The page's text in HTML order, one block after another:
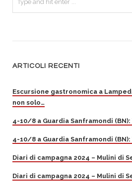
ARTICOLI RECENTI
Escursione gastronomica a
non solo…
4-10/8 a Guardia Sanframondi (BN):
4-10/8 a Guardia Sanframondi (BN):
Diari di campagna 2024 – Mulini di
Diari di campagna 2024 – Mulini di